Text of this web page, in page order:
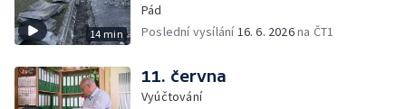
14 min
Pád
Poslední vysílání16. 6. 2026na ČT1
11. června
Vyúčtování